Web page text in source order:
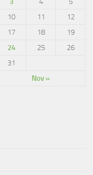
Nov »
10 11
12
17 18
19
24 25
26
31